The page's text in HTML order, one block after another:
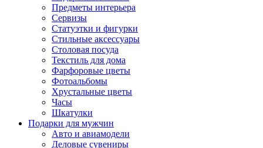
Предметы интерьера
Сервизы
Статуэтки и фигурки
Стильные аксессуары
Столовая посуда
Текстиль для дома
Фарфоровые цветы
Фотоальбомы
Хрустальные цветы
Часы
Шкатулки
Подарки для мужчин
Авто и авиамодели
Деловые сувениры